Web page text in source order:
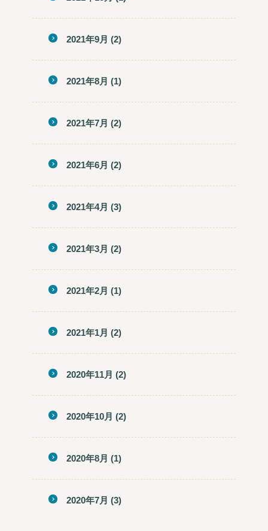
2021年9月 (2)
2021年8月 (1)
2021年7月 (2)
2021年6月 (2)
2021年4月 (3)
2021年3月 (2)
2021年2月 (1)
2021年1月 (2)
2020年11月 (2)
2020年10月 (2)
2020年8月 (1)
2020年7月 (3)